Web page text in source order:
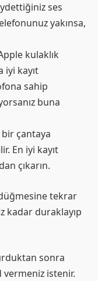
ses
yakınsa,
kulaklık
iyi kayıt
sahip
buna
çantaya
En iyi kayıt
çıkarın.
tekrar
kadar duraklayıp
sonra
vermeniz istenir.